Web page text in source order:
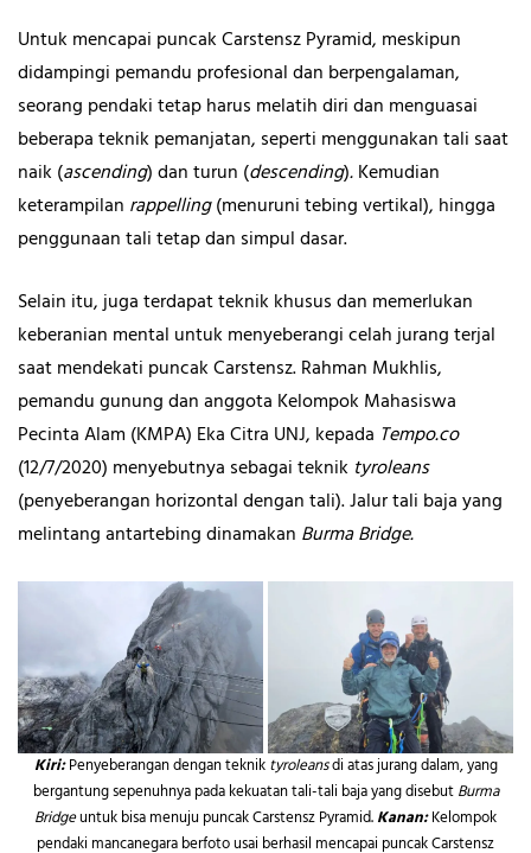
Untuk mencapai puncak Carstensz Pyramid, meskipun
didampingi pemandu profesional dan berpengalaman,
seorang pendaki tetap harus melatih diri dan menguasai
beberapa teknik pemanjatan, seperti menggunakan tali saat
naik (ascending) dan turun (descending).Kemudian
keterampilan rappelling(menuruni tebing vertikal), hingga
penggunaan tali tetap dan simpul dasar.
Selain itu, juga terdapat teknik khusus dan memerlukan
keberanian mental untuk menyeberangi celah jurang terjal
saat mendekati puncak Carstensz. Rahman Mukhlis,
pemandu gunung dan anggota Kelompok Mahasiswa
Pecinta Alam (KMPA) Eka Citra UNJ, kepada Tempo.co
(12/7/2020) menyebutnya sebagai teknik tyroleans
(penyeberangan horizontal dengan tali). Jalur tali baja yang
melintang antartebing dinamakan Burma Bridge.
Kiri:Penyeberangan dengan tekniktyroleansdi atas jurang dalam, yang
bergantung sepenuhnya pada kekuatan tali-tali baja yang disebutBurma
Bridgeuntuk bisa menuju puncak Carstensz Pyramid.Kanan:Kelompok
pendaki mancanegara berfoto usai berhasil mencapai puncak Carstensz